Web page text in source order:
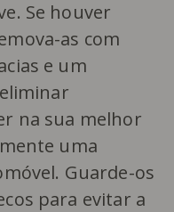
Se houver
as com
e um
na sua melhor
uma
Guarde-os
para evitar a